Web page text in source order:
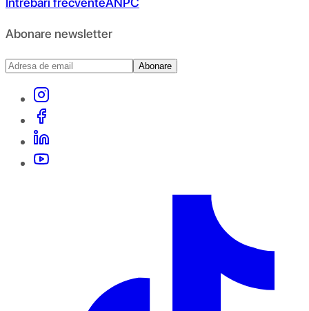
Abonare newsletter
Abonare